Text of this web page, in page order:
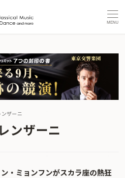
MENU
ザーニ
ンザーニ
・ミョンフンがスカラ座の熱狂